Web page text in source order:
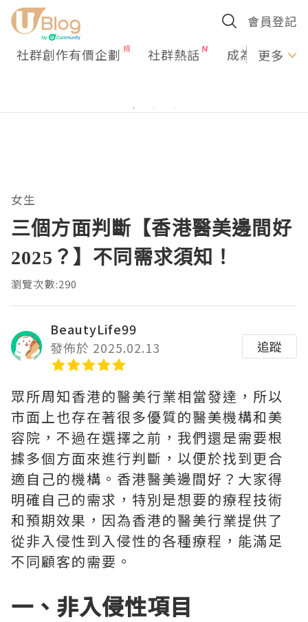
會員登記
社群創作有價企劃 社群熱話 成為U更多
女生
三個方面判斷【香港醫美邊間好
2025？】不同需求須知！
瀏覽次數:290
BeautyLife99
發佈於 2025.02.13
追蹤
眾所周知香港的醫美行業相當發達，所以
市面上也存在著很多優質的醫美機構和美
容院，不過在選擇之前，我們還是需要根
據多個方面來進行判斷，以便於找到更合
適自己的機構。香港醫美邊間好？大家得
明確自己的需求，特別是想要的療程技術
和預期效果，因為香港的醫美行業提供了
從非入侵性到入侵性的各種療程，能滿足
不同顧客的需要。
一、非入侵性項目